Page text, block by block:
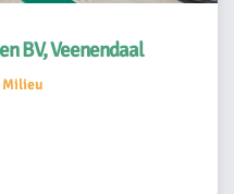
BV, Veenendaal
Milieu